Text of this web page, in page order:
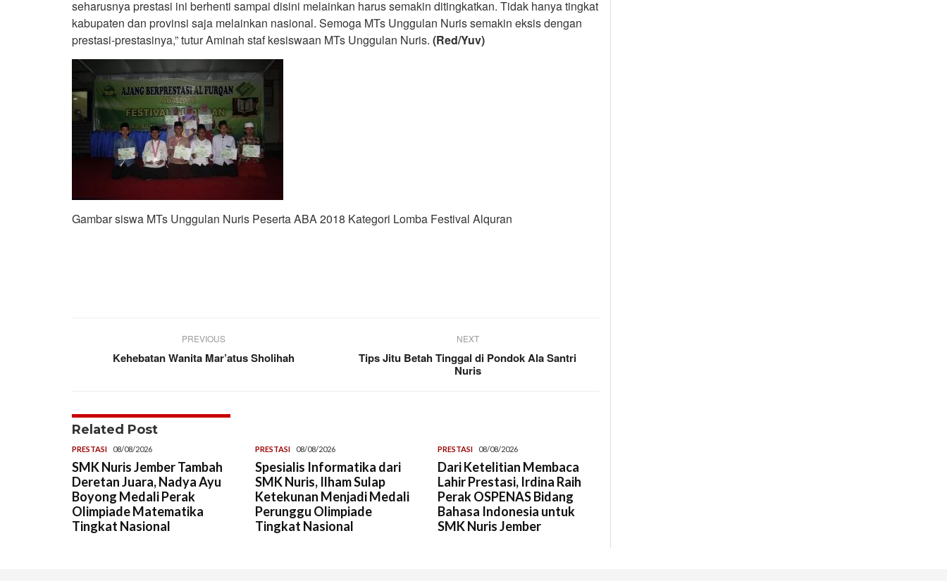
seharusnya prestasi ini berhenti sampai disini melainkan harus semakin ditingkatkan. Tidak hanya tingkat
kabupaten dan provinsi saja melainkan nasional. Semoga MTs Unggulan Nuris semakin eksis dengan
prestasi-prestasinya,” tutur Aminah staf kesiswaan MTs Unggulan Nuris. (Red/Yuv)
Gambar siswa MTs Unggulan Nuris Peserta ABA 2018 Kategori Lomba Festival Alquran
PREVIOUS
Kehebatan Wanita Mar’atus Sholihah
NEXT
Tips Jitu Betah Tinggal di Pondok Ala Santri
Nuris
Related Post
PRESTASI 08/08/2026
SMK Nuris Jember Tambah
Deretan Juara, Nadya Ayu
Boyong Medali Perak
Olimpiade Matematika
Tingkat Nasional
PRESTASI 08/08/2026
Spesialis Informatika dari
SMK Nuris, Ilham Sulap
Ketekunan Menjadi Medali
Perunggu Olimpiade
Tingkat Nasional
PRESTASI 08/08/2026
Dari Ketelitian Membaca
Lahir Prestasi, Irdina Raih
Perak OSPENAS Bidang
Bahasa Indonesia untuk
SMK Nuris Jember